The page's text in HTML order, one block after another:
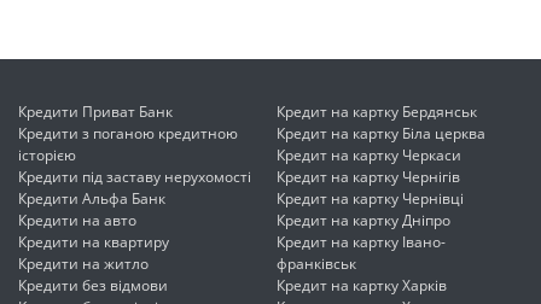
Кредити Приват Банк
Кредити з поганою кредитною
історією
Кредити під заставу нерухомості
Кредити Альфа Банк
Кредити на авто
Кредити на квартиру
Кредити на житло
Кредити без відмови
Кредит на картку Бердянськ
Кредит на картку Біла церква
Кредит на картку Черкаси
Кредит на картку Чернігів
Кредит на картку Чернівці
Кредит на картку Дніпро
Кредит на картку Івано-
франківськ
Кредит на картку Харків